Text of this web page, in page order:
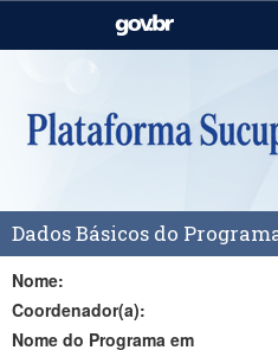
Casa Civil
Pecuária e Abastecimento
Dados Básicos do
Nome:
Coordenador(a):
Nome do Programa em